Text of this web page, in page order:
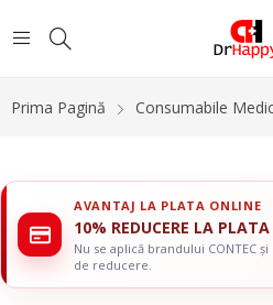
Prima Pagină Consumabile
AVANTAJ LA PLATA ONLINE
10% REDUCERE LA
Nu se aplică brandului CONTEC
de reducere.